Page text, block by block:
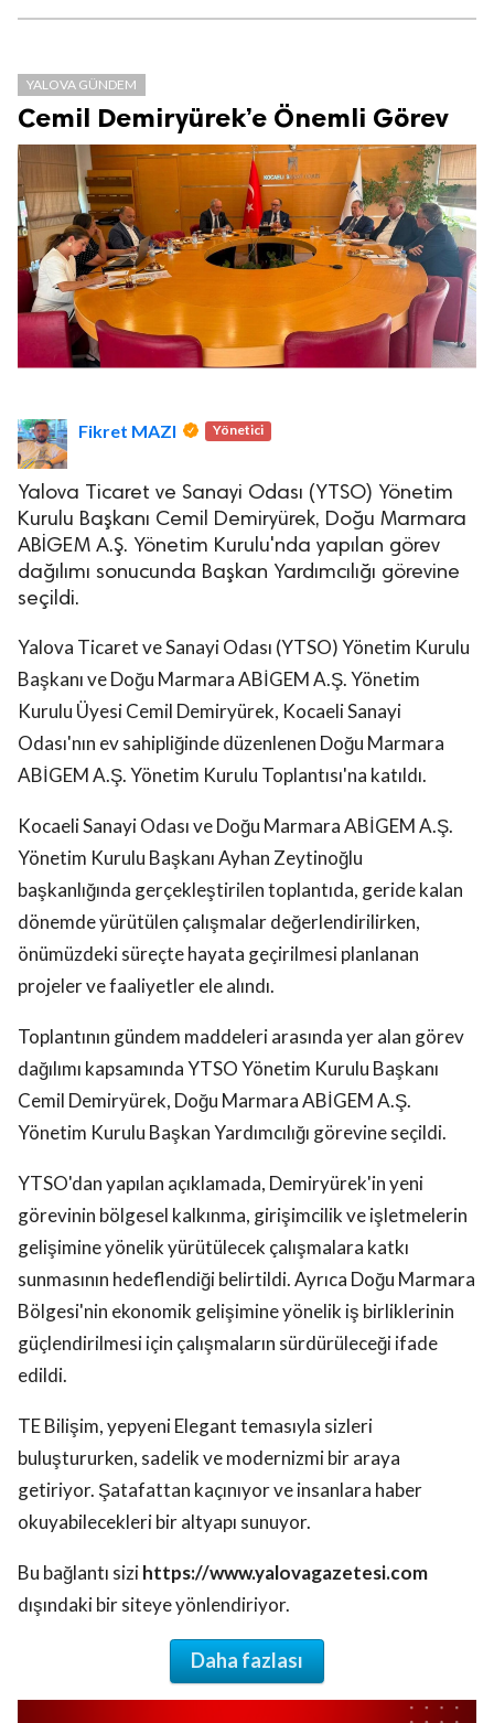
YALOVA GÜNDEM
Cemil Demiryürek’e Önemli Görev
Fikret MAZI Yönetici
Yalova Ticaret ve Sanayi Odası (YTSO) Yönetim
Kurulu Başkanı Cemil Demiryürek, Doğu Marmara
ABİGEM A.Ş. Yönetim Kurulu'nda yapılan görev
dağılımı sonucunda Başkan Yardımcılığı görevine
seçildi.
Yalova Ticaret ve Sanayi Odası (YTSO) Yönetim Kurulu
Başkanı ve Doğu Marmara ABİGEM A.Ş. Yönetim
Kurulu Üyesi Cemil Demiryürek, Kocaeli Sanayi
Odası'nın ev sahipliğinde düzenlenen Doğu Marmara
ABİGEM A.Ş. Yönetim Kurulu Toplantısı'na katıldı.
Kocaeli Sanayi Odası ve Doğu Marmara ABİGEM A.Ş.
Yönetim Kurulu Başkanı Ayhan Zeytinoğlu
başkanlığında gerçekleştirilen toplantıda, geride kalan
dönemde yürütülen çalışmalar değerlendirilirken,
önümüzdeki süreçte hayata geçirilmesi planlanan
projeler ve faaliyetler ele alındı.
Toplantının gündem maddeleri arasında yer alan görev
dağılımı kapsamında YTSO Yönetim Kurulu Başkanı
Cemil Demiryürek, Doğu Marmara ABİGEM A.Ş.
Yönetim Kurulu Başkan Yardımcılığı görevine seçildi.
YTSO'dan yapılan açıklamada, Demiryürek'in yeni
görevinin bölgesel kalkınma, girişimcilik ve işletmelerin
gelişimine yönelik yürütülecek çalışmalara katkı
sunmasının hedeflendiği belirtildi. Ayrıca Doğu Marmara
Bölgesi'nin ekonomik gelişimine yönelik iş birliklerinin
güçlendirilmesi için çalışmaların sürdürüleceği ifade
edildi.
TE Bilişim, yepyeni Elegant temasıyla sizleri
buluştururken, sadelik ve modernizmi bir araya
getiriyor. Şatafattan kaçınıyor ve insanlara haber
okuyabilecekleri bir altyapı sunuyor.
Bu bağlantı sizihttps://www.yalovagazetesi.com
dışındaki bir siteye yönlendiriyor.
Daha fazlası